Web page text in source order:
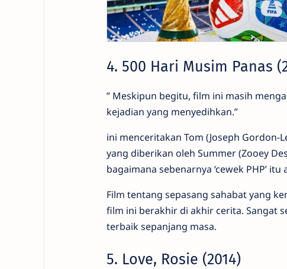
4. 500 Hari Musim Panas
” Meskipun begitu, film ini masih
kejadian yang menyedihkan.”
ini menceritakan Tom (Joseph
yang diberikan oleh Summer (Zooey
bagaimana sebenarnya ‘cewek PHP’
Film tentang sepasang sahabat yang
film ini berakhir di akhir cerita. Sangat
terbaik sepanjang masa.
5. Love, Rosie (2014)